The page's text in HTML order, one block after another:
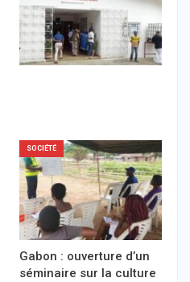
SOCIÉTÉ
Gabon : ouverture d’un
séminaire sur la culture